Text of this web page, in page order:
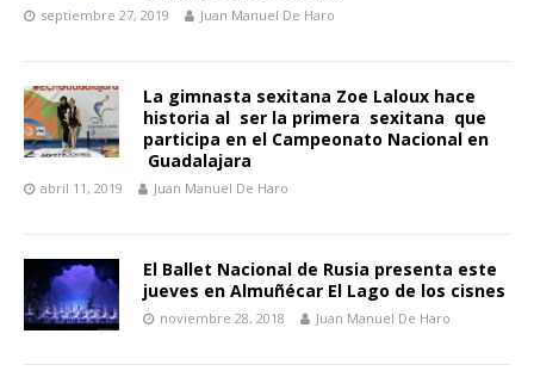
septiembre 27, 2019 Juan Manuel De Haro
La gimnasta sexitana Zoe Laloux hace
historia al ser la primera sexitana que
participa en el Campeonato Nacional en
Guadalajara
abril 11, 2019 Juan Manuel De Haro
El Ballet Nacional de Rusia presenta este
jueves en Almuñécar El Lago de los cisnes
noviembre 28, 2018 Juan Manuel De Haro